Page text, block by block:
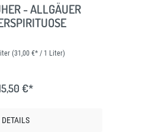
- ALLGÄUER
(31,00 €* / 1 Liter)
€*
DETAILS